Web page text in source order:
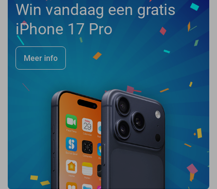
Win vandaag een gratis
iPhone 17 Pro
Meer info